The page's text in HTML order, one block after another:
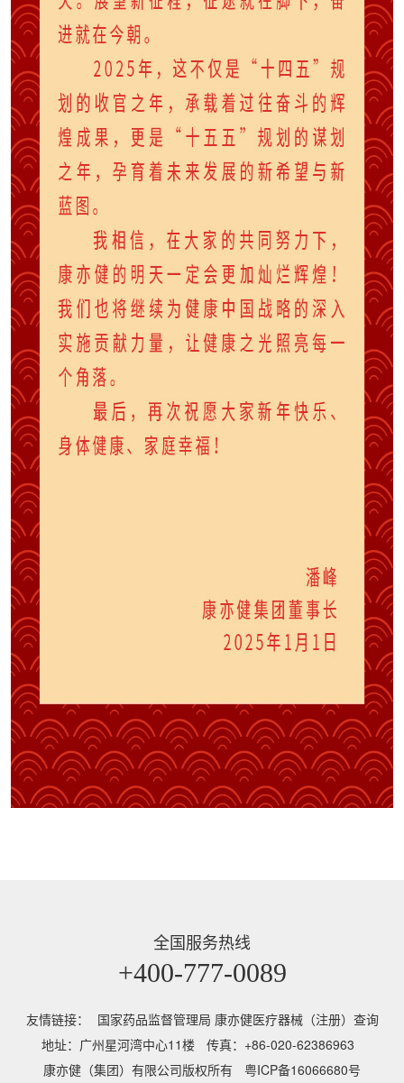
全国服务热线
+400-777-0089
友情链接：
国家药品监督管理局 康亦健医疗器械（注册）查询
地址：广州星河湾中心11楼
传真：+86-020-62386963
康亦健（集团）有限公司版权所有
粤ICP备16066680号